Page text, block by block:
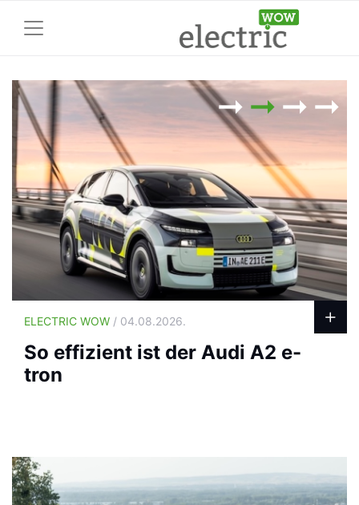
ELECTRIC WOW / 04.08.2026.
So effizient ist der Audi A2 e-
tron